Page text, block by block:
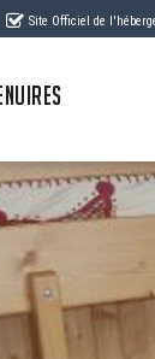
Site Officiel de